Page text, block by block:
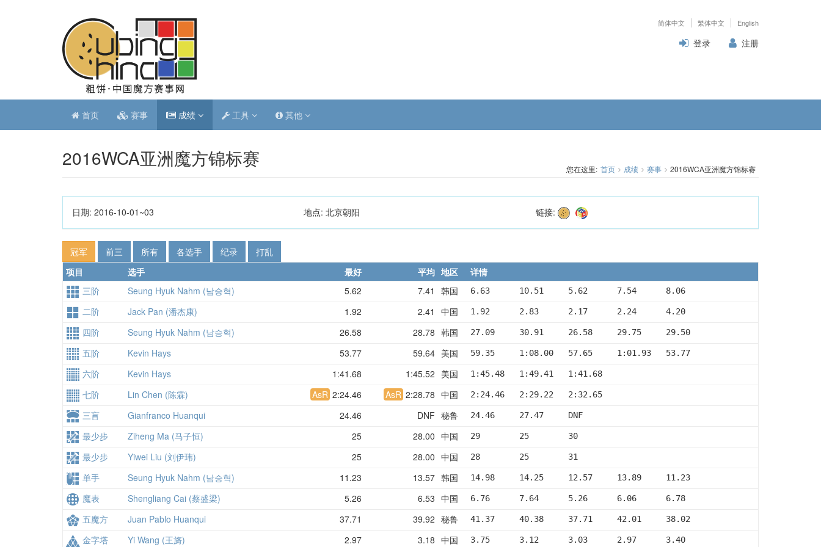
简体中文 繁体中文 English
登录 注册
首页 赛事 成绩 工具 其他
2016WCA亚洲魔方锦标赛 您在这里: 首页 成绩 赛事 2016WCA亚洲魔方锦标赛
日期: 2016-10-01~03 地点: 北京朝阳 链接:
冠军 前三 所有 各选手 纪录
打乱
项目
选手 最好 平均 地区
详情
三阶
Seung Hyuk Nahm (남승혁) 5.62 7.41 韩国 6.63      10.51     5.62      7.54      8.06
二阶 Jack Pan (潘杰康) 1.92 2.41 中国 1.92      2.83      2.17      2.24      4.20
四阶 Seung Hyuk Nahm (남승혁) 26.58 28.78 韩国 27.09     30.91     26.58     29.75     29.50
五阶 Kevin Hays 53.77 59.64 美国 59.35     1:08.00   57.65     1:01.93   53.77
六阶 Kevin Hays 1:41.68 1:45.52 美国 1:45.48   1:49.41   1:41.68
七阶 Lin Chen (陈霖) AsR 2:24.46 AsR 2:28.78 中国 2:24.46   2:29.22   2:32.65
三盲 Gianfranco Huanqui 24.46 DNF 秘鲁 24.46     27.47     DNF
最少步 Ziheng Ma (马子恒) 25 28.00 中国 29        25        30
最少步 Yiwei Liu (刘伊玮) 25 28.00 中国 28        25        31
单手 Seung Hyuk Nahm (남승혁) 11.23 13.57 韩国 14.98     14.25     12.57     13.89     11.23
魔表 Shengliang Cai (蔡盛梁) 5.26 6.53 中国 6.76      7.64      5.26      6.06      6.78
五魔方 Juan Pablo Huanqui 37.71 39.92 秘鲁 41.37     40.38     37.71     42.01     38.02
金字塔 Yi Wang (王旖) 2.97 3.18 中国 3.75      3.12      3.03      2.97      3.40